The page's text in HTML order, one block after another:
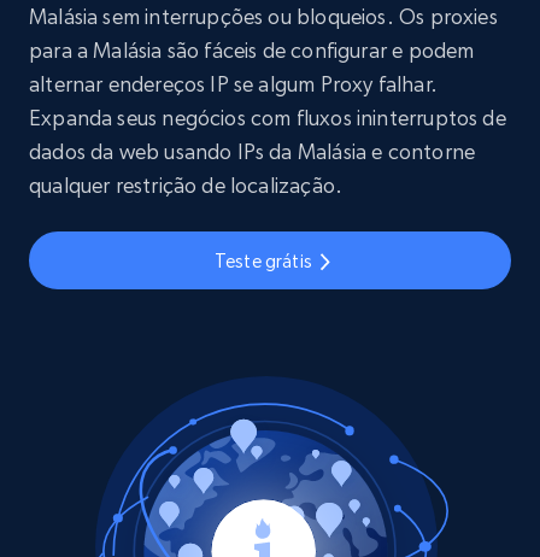
Malásia sem interrupções ou bloqueios. Os proxies
para a Malásia são fáceis de configurar e podem
alternar endereços IP se algum Proxy falhar.
Expanda seus negócios com fluxos ininterruptos de
dados da web usando IPs da Malásia e contorne
qualquer restrição de localização.
Teste grátis